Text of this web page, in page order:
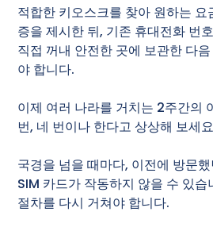
적합한 키오스크를 찾아 원하는
증을 제시한 뒤, 기존 휴대전화 번
직접 꺼내 안전한 곳에 보관한 다
야 합니다.
이제 여러 나라를 거치는 2주간의
번, 네 번이나 한다고 상상해 보세
국경을 넘을 때마다, 이전에 방문
SIM 카드가 작동하지 않을 수 있습
절차를 다시 거쳐야 합니다.